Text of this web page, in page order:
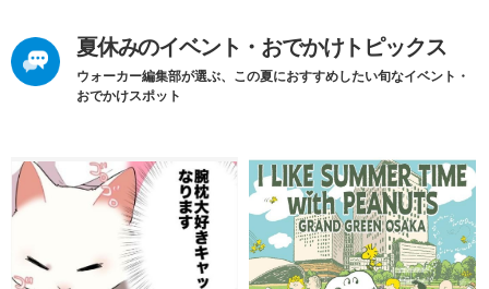
夏休みのイベント・おでかけトピックス
ウォーカー編集部が選ぶ、この夏におすすめしたい旬なイベント・
おでかけスポット